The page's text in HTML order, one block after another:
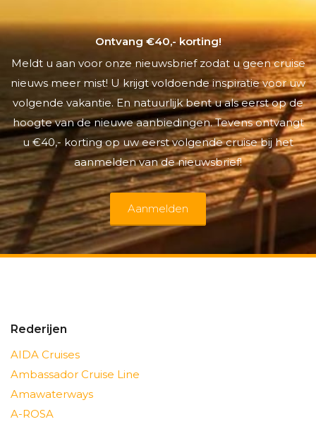
Ontvang €40,- korting!
Meldt u aan voor onze nieuwsbrief zodat u geen cruise
nieuws meer mist! U krijgt voldoende inspiratie voor uw
volgende vakantie. En natuurlijk bent u als eerst op de
hoogte van de nieuwe aanbiedingen. Tevens ontvangt
u €40,- korting op uw eerst volgende cruise bij het
aanmelden van de nieuwsbrief!
Aanmelden
Rederijen
AIDA Cruises
Ambassador Cruise Line
Amawaterways
A-ROSA